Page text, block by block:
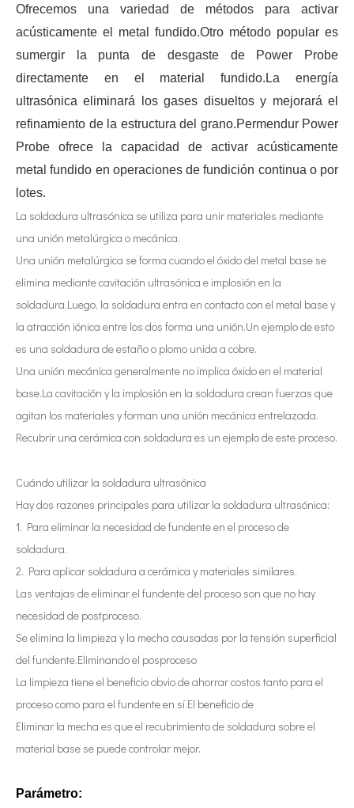
La aplicación de la ultrasónica en la industria de la costura refleja
Ofrecemos una variedad de métodos para activar
acústicamente el metal fundido.Otro método popular es
sumergir la punta de desgaste de Power Probe
directamente en el material fundido.La energía
ultrasónica eliminará los gases disueltos y mejorará el
refinamiento de la estructura del grano.Permendur Power
Probe ofrece la capacidad de activar acústicamente
metal fundido en operaciones de fundición continua o por
lotes.
La soldadura ultrasónica se utiliza para unir materiales mediante
una unión metalúrgica o mecánica.
Una unión metalúrgica se forma cuando el óxido del metal base se
elimina mediante cavitación ultrasónica e implosión en la
soldadura.Luego, la soldadura entra en contacto con el metal base y
la atracción iónica entre los dos forma una unión.Un ejemplo de esto
es una soldadura de estaño o plomo unida a cobre.
Una unión mecánica generalmente no implica óxido en el material
base.La cavitación y la implosión en la soldadura crean fuerzas que
agitan los materiales y forman una unión mecánica entrelazada.
Recubrir una cerámica con soldadura es un ejemplo de este proceso.
Cuándo utilizar la soldadura ultrasónica
Hay dos razones principales para utilizar la soldadura ultrasónica:
1. Para eliminar la necesidad de fundente en el proceso de
soldadura.
2. Para aplicar soldadura a cerámica y materiales similares.
Las ventajas de eliminar el fundente del proceso son que no hay
necesidad de postproceso.
Se elimina la limpieza y la mecha causadas por la tensión superficial
del fundente.Eliminando el posproceso
La limpieza tiene el beneficio obvio de ahorrar costos tanto para el
proceso como para el fundente en sí.El beneficio de
Eliminar la mecha es que el recubrimiento de soldadura sobre el
material base se puede controlar mejor.
Parámetro: